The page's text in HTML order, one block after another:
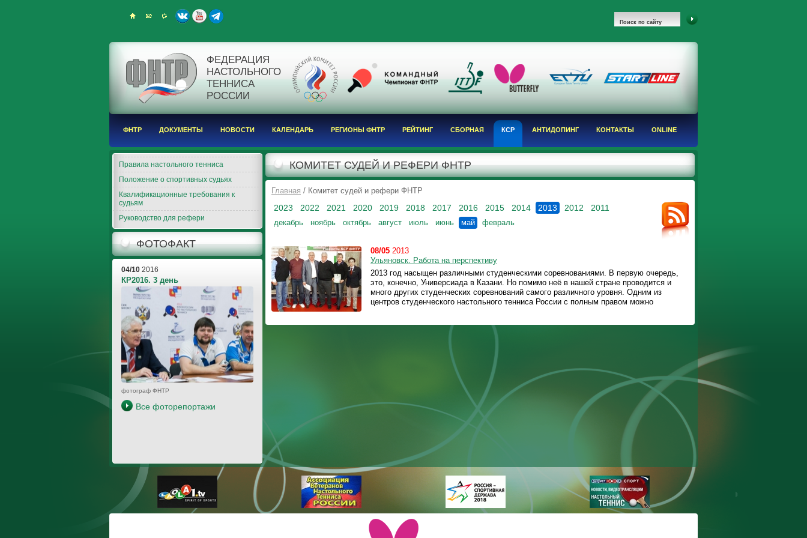
ФЕДЕРАЦИЯ
НАСТОЛЬНОГО
ТЕННИСА
РОССИИ
ФНТР ДОКУМЕНТЫ НОВОСТИ КАЛЕНДАРЬ РЕГИОНЫ ФНТР РЕЙТИНГ СБОРНАЯ КСР АНТИДОПИНГ КОНТАКТЫ ONLINE
Правила настольного тенниса
Положение о спортивных судьях
Квалификационные требования к
судьям
Руководство для рефери
ФОТОФАКТ
04/10 2016
КР2016. 3 день
фотограф ФНТР
Все фоторепортажи
КОМИТЕТ СУДЕЙ И РЕФЕРИ ФНТР
Главная / Комитет судей и рефери ФНТР
2023 2022 2021 2020 2019 2018 2017 2016 2015 2014 2013 2012 2011
декабрь ноябрь октябрь август июль июнь май февраль
08/05 2013
Ульяновск. Работа на перспективу
2013 год насыщен различными студенческими соревнованиями. В первую очередь,
это, конечно, Универсиада в Казани. Но помимо неё в нашей стране проводится и
много других студенческих соревнований самого различного уровня. Одним из
центров студенческого настольного тенниса России с полным правом можно